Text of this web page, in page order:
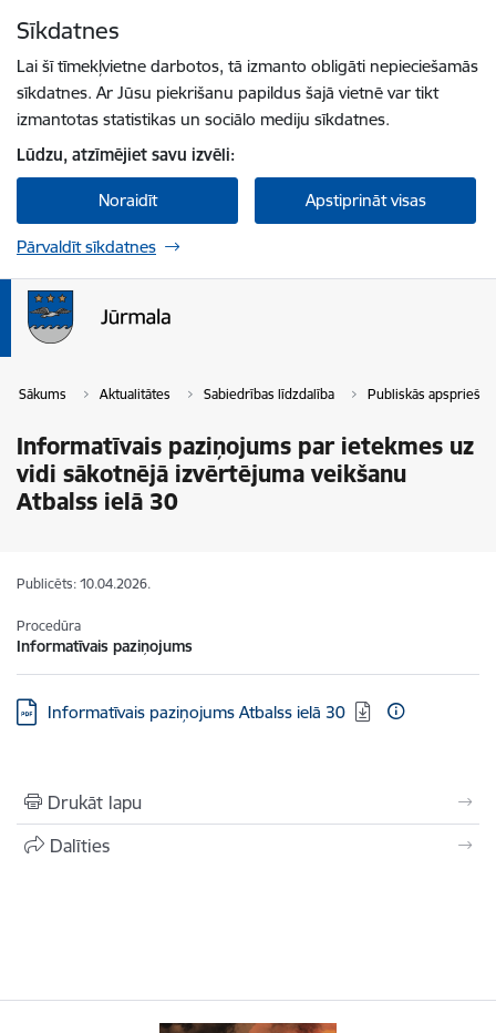
Sīkdatnes
Lai šī tīmekļvietne darbotos, tā izmanto obligāti nepieciešamās
sīkdatnes. Ar Jūsu piekrišanu papildus šajā vietnē var tikt
izmantotas statistikas un sociālo mediju sīkdatnes.
Lūdzu, atzīmējiet savu izvēli:
Noraidīt Apstiprināt visas
Pārvaldīt sīkdatnes
Sākums Aktualitātes Sabiedrības līdzdalība Publiskās
Informatīvais paziņojums par ietekmes uz
vidi sākotnējā izvērtējuma veikšanu
Atbalss ielā 30
Publicēts: 10.04.2026.
Procedūra
Informatīvais paziņojums
Lejupielādēt:
Informatīvais paziņojums Atbalss ielā 30
Drukāt lapu
Dalīties